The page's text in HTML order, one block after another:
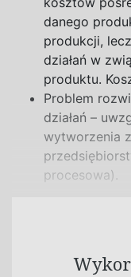
danego
produkcji,
działań w
produktu.
Problem
działań –
wytworzenia
procesowa).